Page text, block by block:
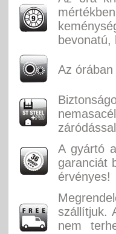
Az
A gyártó
garanciát
érvényes!
szállítjuk.
nem